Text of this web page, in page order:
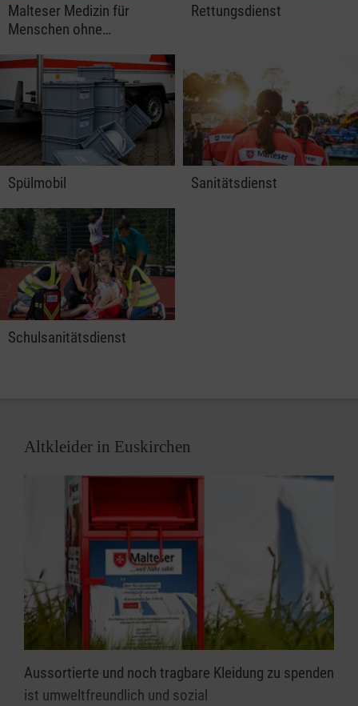
Malteser Medizin für
Menschen ohne…
Rettungsdienst
Spülmobil Sanitätsdienst
Schulsanitätsdienst
Altkleider in Euskirchen
Aussortierte und noch tragbare Kleidung zu spenden
ist umweltfreundlich und sozial